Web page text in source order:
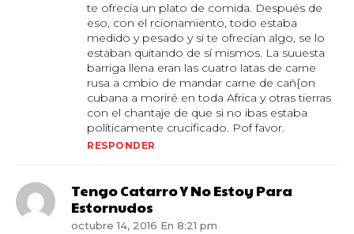
te ofrecía un plato de comida. Después de
eso, con el rcionamiento, todo estaba
medido y pesado y si te ofrecían algo, se lo
estaban quitando de sí mismos. La suuesta
barriga llena eran las cuatro latas de carne
rusa a cmbio de mandar carne de cañ{on
cubana a moriré en toda Africa y otras tierras
con el chantaje de que si no ibas estaba
políticamente crucificado. Pof favor.
RESPONDER
Tengo Catarro Y No Estoy Para
Estornudos
octubre 14, 2016 En 8:21 pm